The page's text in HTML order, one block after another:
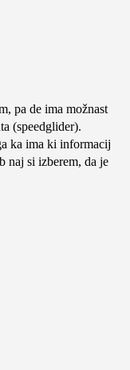
pa de ima možnast
(speedglider).
ka ima ki informacij
naj si izberem, da je